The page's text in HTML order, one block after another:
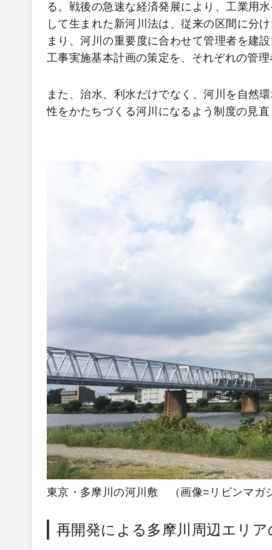
る。戦後の急速な経済発展により、工業用
して生まれた新河川法は、従来の区間に分
まり、河川の重要度に合わせて管理者を建
工事実施基本計画の策定を、それぞれの管理
また、治水、利水だけでなく、河川を自然
性をかたちづくる河川になるよう制度の見直
東京・多摩川の河川敷 （画像=リビンマガ
再開発による多摩川周辺エリア